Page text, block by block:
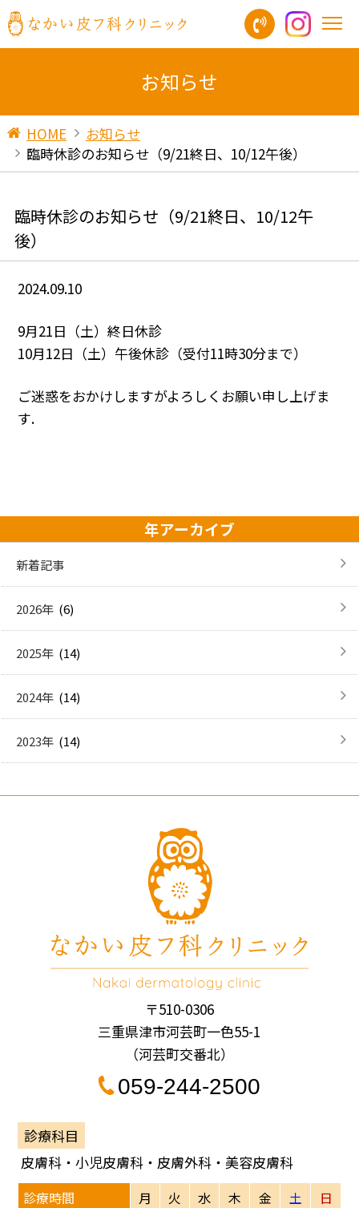
お知らせ
HOME
お知らせ
臨時休診のお知らせ（9/21終日、10/12午後）
臨時休診のお知らせ（9/21終日、10/12午
後）
2024.09.10
9月21日（土）終日休診
10月12日（土）午後休診（受付11時30分まで）
ご迷惑をおかけしますがよろしくお願い申し上げま
す.
年アーカイブ
新着記事
2026年 (6)
2025年 (14)
2024年 (14)
2023年 (14)
〒510-0306
三重県津市河芸町一色55-1
（河芸町交番北）
059-244-2500
診療科目
皮膚科・小児皮膚科・皮膚外科・美容皮膚科
診療時間 月 火 水 木 金 土
日